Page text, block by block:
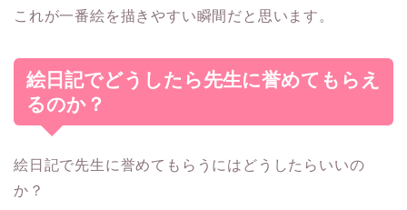
これが一番絵を描きやすい瞬間だと思います。
絵日記でどうしたら先生に誉めてもらえ
るのか？
絵日記で先生に誉めてもらうにはどうしたらいいの
か？